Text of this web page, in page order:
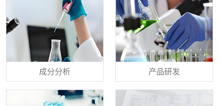
成分分析 产品研发